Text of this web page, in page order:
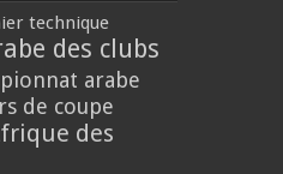
technique
des clubs
arabe
de coupe
des